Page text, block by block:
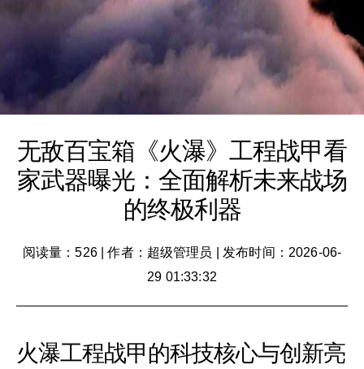
无敌百宝箱《火瀑》工程战甲看
家武器曝光：全面解析未来战场
的终极利器
阅读量：526|作者：超级管理员
发布时间：2026-06-
29 01:33:32
火瀑工程战甲的科技核心与创新亮